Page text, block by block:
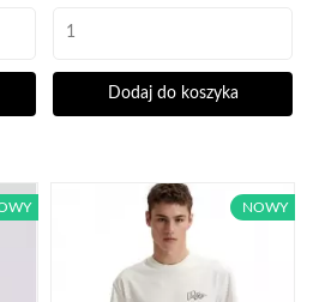
Dodaj do koszyka
NOWY